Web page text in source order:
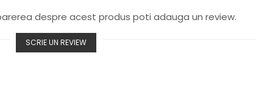
despre acest produs poti adauga un review.
SCRIE UN REVIEW